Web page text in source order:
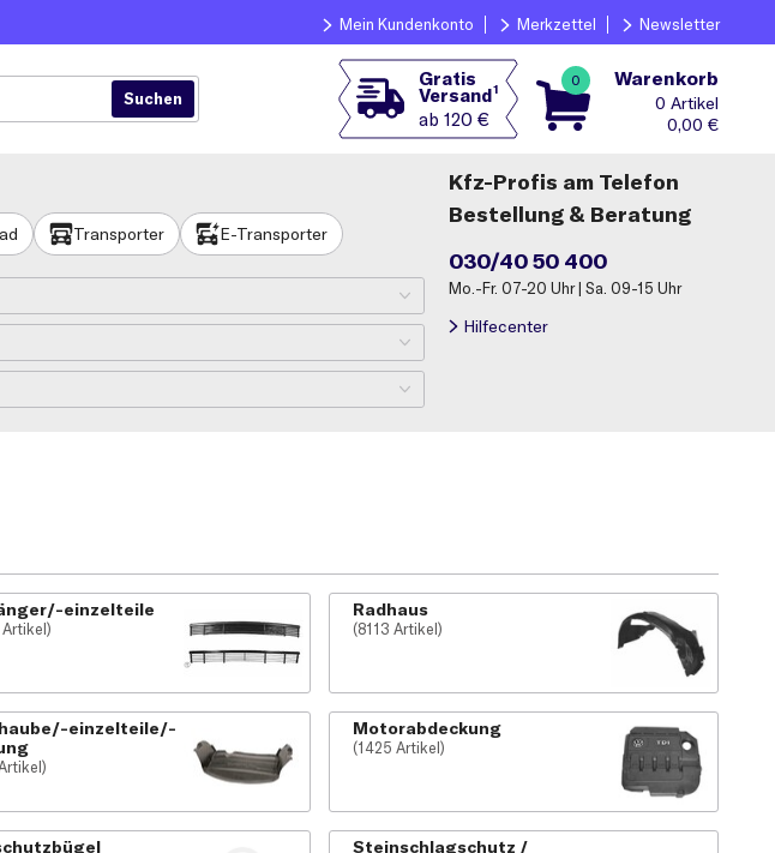
Mein Kundenkonto Merkzettel Newsletter
Gratis
Versand1
ab 120 €
0 Warenkorb
0
0,00 €
Transporter E-Transporter
Kfz-Profis am Telefon
Bestellung & Beratung
030/40 50 400
Mo.-Fr. 07-20 Uhr | Sa. 09-15 Uhr
Hilfecenter
einzelteile Radhaus
(8113 Artikel)
einzelteile/-
Motorabdeckung
(1425 Artikel)
Steinschlagschutz /